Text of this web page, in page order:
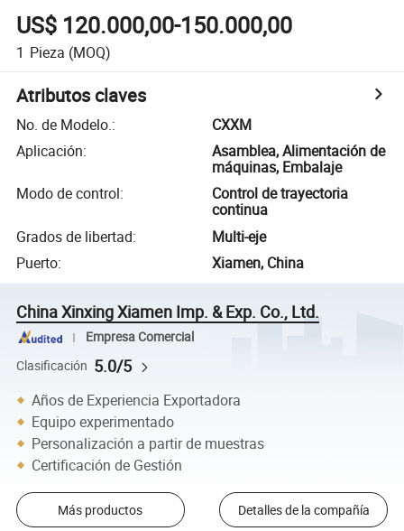
US$ 120.000,00-150.000,00
1 Pieza (MOQ)
Atributos claves
No. de Modelo.:
CXXM
Aplicación:
Asamblea, Alimentación de
máquinas, Embalaje
Modo de control:
Control de trayectoria
continua
Grados de libertad:
Multi-eje
Puerto: Xiamen, China
China Xinxing Xiamen Imp. & Exp. Co., Ltd.
Empresa Comercial
Clasificación 5.0/5
Años de Experiencia Exportadora
Equipo experimentado
Personalización a partir de muestras
Certificación de Gestión
Más productos Detalles de la compañía